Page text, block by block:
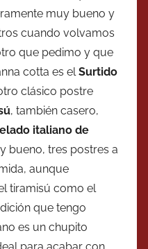
muy bueno y
cuando volvamos
que pedimo y que
cotta es elSurtido
clásico postre
, también casero,
italiano de
bueno, tres postres a
aunque
tiramisú como el
que tengo
es un chupito